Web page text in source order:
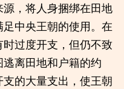
，将人身捆绑在田地
中央王朝的使用。在
过度开支，但仍不致
离田地和户籍的约
的大量支出，使王朝